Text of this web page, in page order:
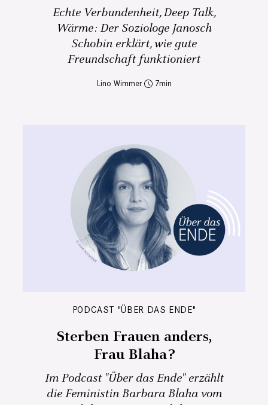
Echte Verbundenheit, Deep Talk,
Wärme: Der Soziologe Janosch
Schobin erklärt, wie gute
Freundschaft funktioniert
Lino Wimmer 7
PODCAST "ÜBER DAS ENDE"
Sterben Frauen anders,
Frau Blaha?
Im Podcast "Über das Ende" erzählt
die Feministin Barbara Blaha vom